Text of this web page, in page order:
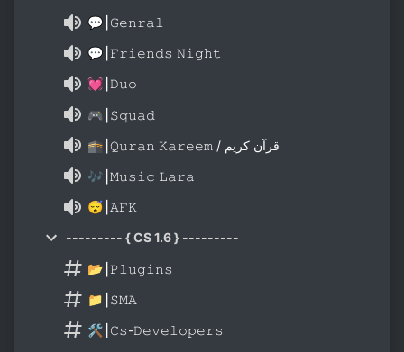
💬┃𝙶𝚎𝚗𝚛𝚊𝚕
💬┃𝙵𝚛𝚒𝚎𝚗𝚍𝚜 𝙽𝚒𝚐𝚑𝚝
💓┃𝙳𝚞𝚘
🎮┃𝚂𝚚𝚞𝚊𝚍
🕋┃𝚀𝚞𝚛𝚊𝚗 𝙺𝚊𝚛𝚎𝚎𝚖 / قرآن کریم
🎶┃𝙼𝚞𝚜𝚒𝚌 𝙻𝚊𝚛𝚊
😴┃𝙰𝙵𝙺
--------- { CS 1.6 } ---------
📂┃𝙿𝚕𝚞𝚐𝚒𝚗𝚜
📁┃𝚂𝙼𝙰
🛠️┃𝙲𝚜-𝙳𝚎𝚟𝚎𝚕𝚘𝚙𝚎𝚛𝚜